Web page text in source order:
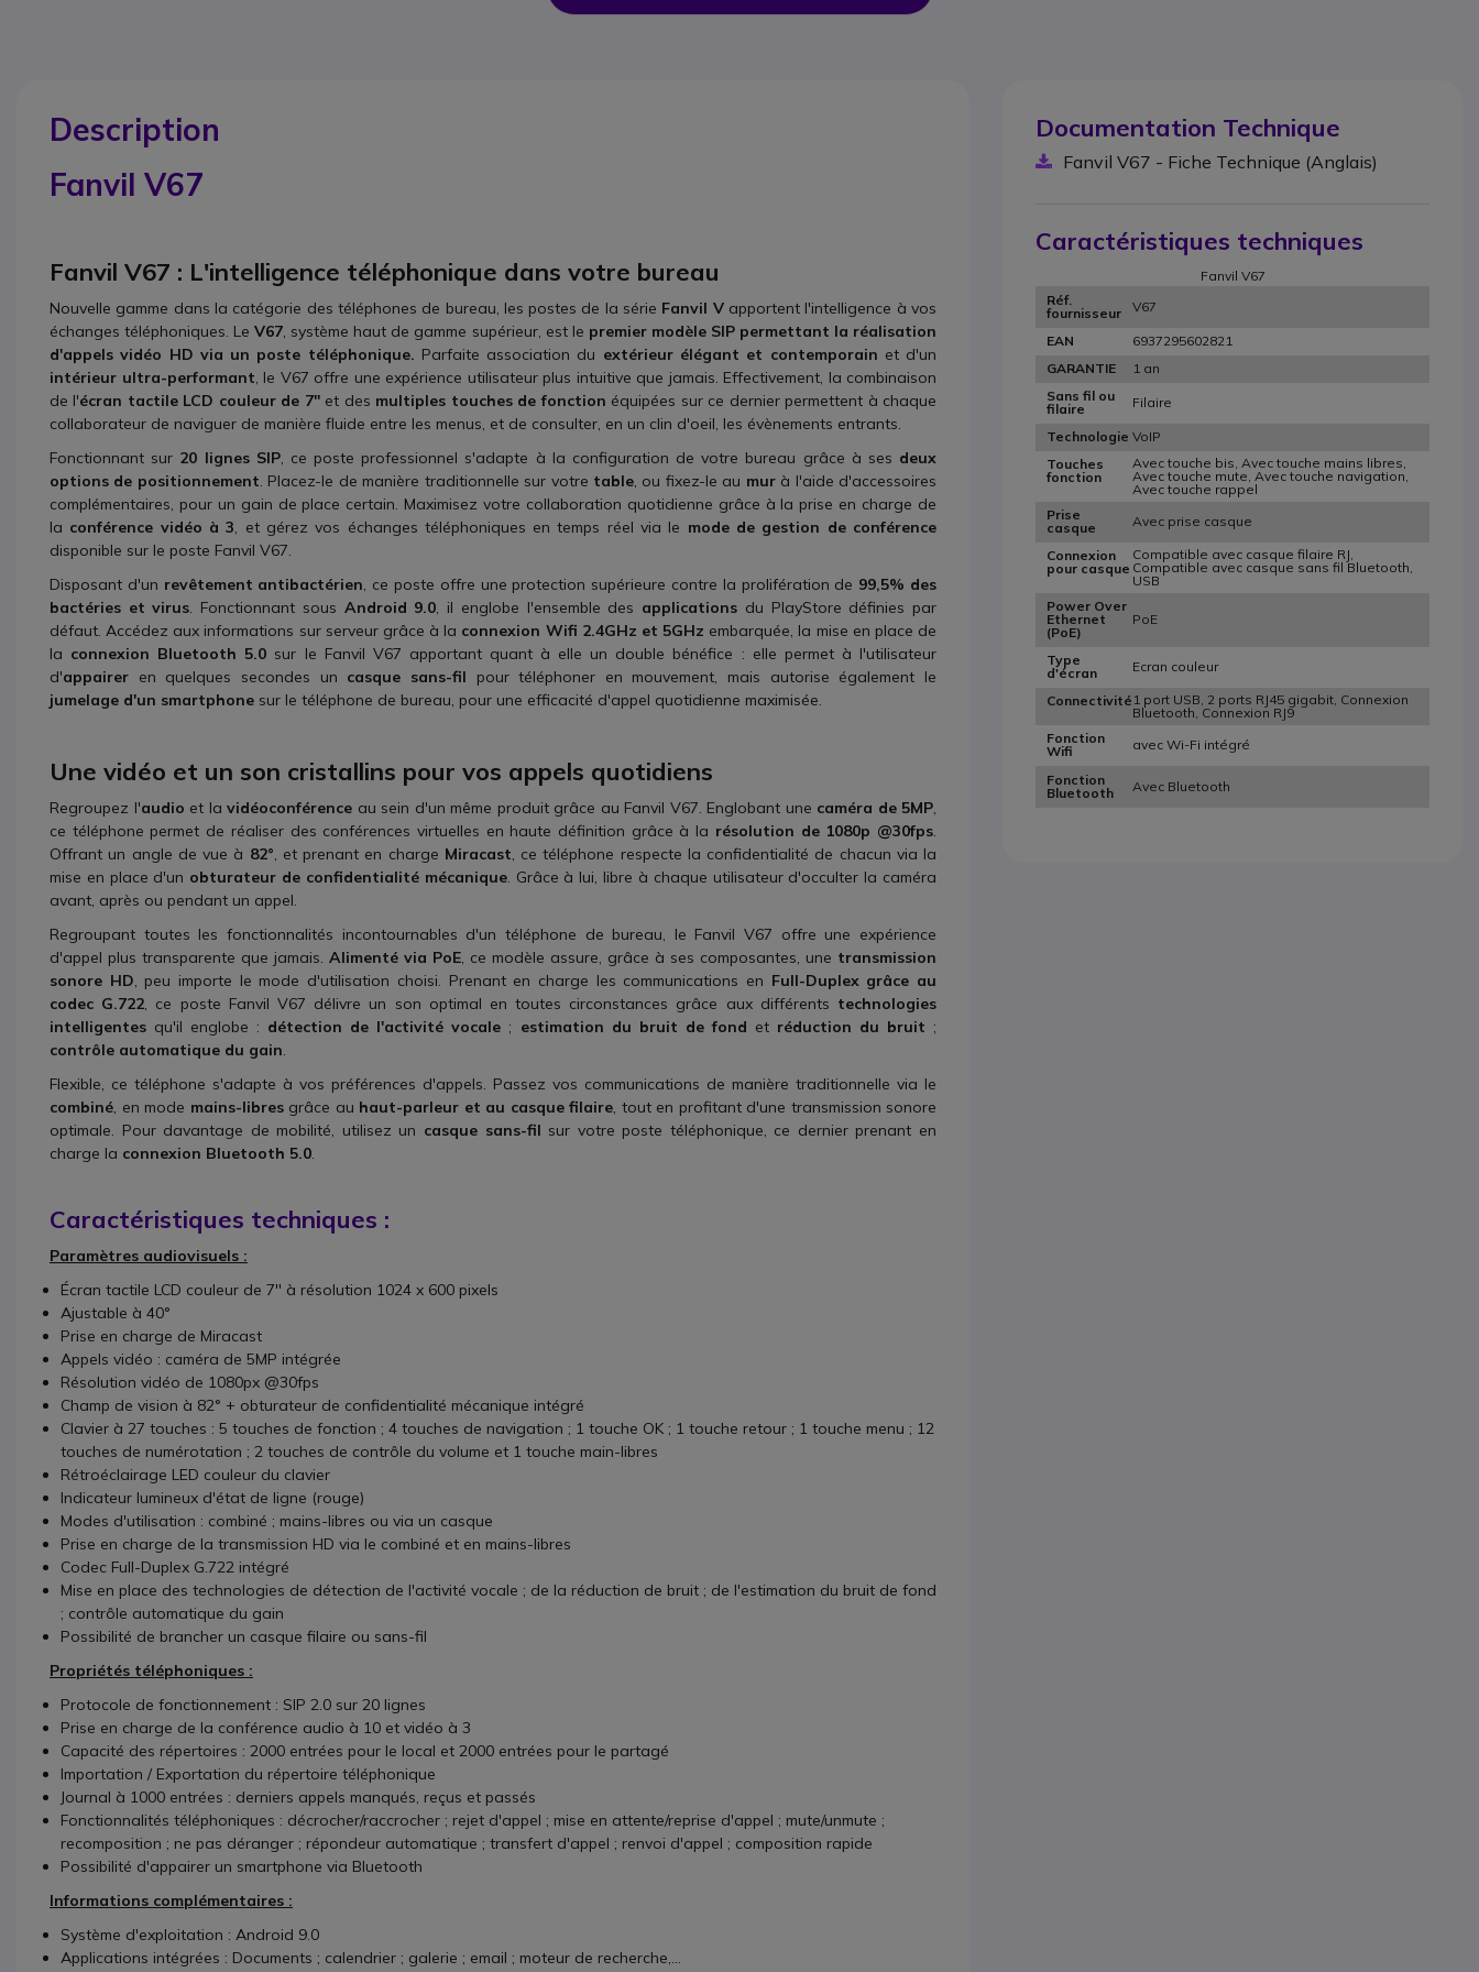
Description
Fanvil V67
Fanvil V67 : L'intelligence téléphonique dans votre bureau
Nouvelle gamme dans la catégorie des téléphones de bureau, les postes de la série Fanvil Vapportent l'intelligence à vos
échanges téléphoniques. LeV67, système haut de gamme supérieur, est le premier modèle SIP permettant la réalisation
d'appels vidéo HD via un poste téléphonique. Parfaite association du extérieur élégant et contemporain et d'un
intérieur ultra-performant, le V67 offre une expérience utilisateur plus intuitive que jamais. Effectivement, la combinaison
de l'écran tactile LCD couleur de 7''et des multiples touches de fonction équipées sur ce dernier permettent à chaque
collaborateur de naviguer de manière fluide entre les menus, et de consulter, en un clin d'oeil, les évènements entrants.
Fonctionnant sur 20 lignes SIP, ce poste professionnel s'adapte à la configuration de votre bureau grâce à ses deux
options de positionnement. Placez-le de manière traditionnelle sur votre table, ou fixez-le au murà l'aide d'accessoires
complémentaires, pour un gain de place certain. Maximisez votre collaboration quotidienne grâce à la prise en charge de
la conférence vidéo à 3, et gérez vos échanges téléphoniques en temps réel via le mode de gestion de conférence
disponible sur le poste Fanvil V67.
Disposant d'un revêtement antibactérien, ce poste offre une protection supérieure contre la prolifération de 99,5% des
bactéries et virus. Fonctionnant sous Android 9.0, il englobe l'ensemble des applications du PlayStore définies par
défaut. Accédez aux informations sur serveur grâce à la connexion Wifi 2.4GHz et 5GHz embarquée, la mise en place de
la connexion Bluetooth 5.0 sur le Fanvil V67 apportant quant à elle un double bénéfice : elle permet à l'utilisateur
d'appairer en quelques secondes un casque sans-fil pour téléphoner en mouvement, mais autorise également le
jumelage d'un smartphone sur le téléphone de bureau, pour une efficacité d'appel quotidienne maximisée.
Une vidéo et un son cristallins pour vos appels quotidiens
Regroupez l'audio et la vidéoconférence au sein d'un même produit grâce au Fanvil V67. Englobant une caméra de 5MP,
ce téléphone permet de réaliser des conférences virtuelles en haute définition grâce à la résolution de 1080p @30fps.
Offrant un angle de vue à 82°, et prenant en charge Miracast, ce téléphone respecte la confidentialité de chacun via la
mise en place d'un obturateur de confidentialité mécanique. Grâce à lui, libre à chaque utilisateur d'occulter la caméra
avant, après ou pendant un appel.
Regroupant toutes les fonctionnalités incontournables d'un téléphone de bureau, le Fanvil V67 offre une expérience
d'appel plus transparente que jamais. Alimenté via PoE, ce modèle assure, grâce à ses composantes, une transmission
sonore HD, peu importe le mode d'utilisation choisi. Prenant en charge les communications en Full-Duplex grâce au
codec G.722, ce poste Fanvil V67 délivre un son optimal en toutes circonstances grâce aux différents technologies
intelligentes qu'il englobe : détection de l'activité vocale ; estimation du bruit de fond etréduction du bruit ;
contrôle automatique du gain.
Flexible, ce téléphone s'adapte à vos préférences d'appels. Passez vos communications de manière traditionnelle via le
combiné, en mode mains-libresgrâce au haut-parleur et au casque filaire, tout en profitant d'une transmission sonore
optimale. Pour davantage de mobilité, utilisez un casque sans-fil sur votre poste téléphonique, ce dernier prenant en
charge la connexion Bluetooth 5.0.
Caractéristiques techniques :
Paramètres audiovisuels :
Écran tactile LCD couleur de 7'' à résolution 1024 x 600 pixels
Ajustable à 40°
Prise en charge de Miracast
Appels vidéo : caméra de 5MP intégrée
Résolution vidéo de 1080px @30fps
Champ de vision à 82° + obturateur de confidentialité mécanique intégré
Clavier à 27 touches : 5 touches de fonction ; 4 touches de navigation ; 1 touche OK ; 1 touche retour ; 1 touche menu ; 12
touches de numérotation ; 2 touches de contrôle du volume et 1 touche main-libres
Rétroéclairage LED couleur du clavier
Indicateur lumineux d'état de ligne (rouge)
Modes d'utilisation : combiné ; mains-libres ou via un casque
Prise en charge de la transmission HD via le combiné et en mains-libres
Codec Full-Duplex G.722 intégré
Mise en place des technologies de détection de l'activité vocale ; de la réduction de bruit ; de l'estimation du bruit de fond
; contrôle automatique du gain
Possibilité de brancher un casque filaire ou sans-fil
Propriétés téléphoniques :
Protocole de fonctionnement : SIP 2.0 sur 20 lignes
Prise en charge de la conférence audio à 10 et vidéo à 3
Capacité des répertoires : 2000 entrées pour le local et 2000 entrées pour le partagé
Importation / Exportation du répertoire téléphonique
Journal à 1000 entrées : derniers appels manqués, reçus et passés
Fonctionnalités téléphoniques : décrocher/raccrocher ; rejet d'appel ; mise en attente/reprise d'appel ; mute/unmute ;
recomposition ; ne pas déranger ; répondeur automatique ; transfert d'appel ; renvoi d'appel ; composition rapide
Possibilité d'appairer un smartphone via Bluetooth
Informations complémentaires :
Système d'exploitation : Android 9.0
Applications intégrées : Documents ; calendrier ; galerie ; email ; moteur de recherche,...
Documentation Technique
Fanvil V67 - Fiche Technique (Anglais)
Caractéristiques techniques
Fanvil V67
Réf.
fournisseur
V67
EAN
6937295602821
GARANTIE
1 an
Sans fil ou
filaire
Filaire
Technologie VoIP
Touches
fonction
Avec touche bis, Avec touche mains libres,
Avec touche mute, Avec touche navigation,
Avec touche rappel
Prise
casque
Avec prise casque
Connexion
pour casque
Compatible avec casque filaire RJ,
Compatible avec casque sans fil Bluetooth,
USB
Power Over
Ethernet
(PoE)
PoE
Type
d'écran
Ecran couleur
Connectivité 1 port USB, 2 ports RJ45 gigabit, Connexion
Bluetooth, Connexion RJ9
Fonction
Wifi
avec Wi-Fi intégré
Fonction
Bluetooth
Avec Bluetooth